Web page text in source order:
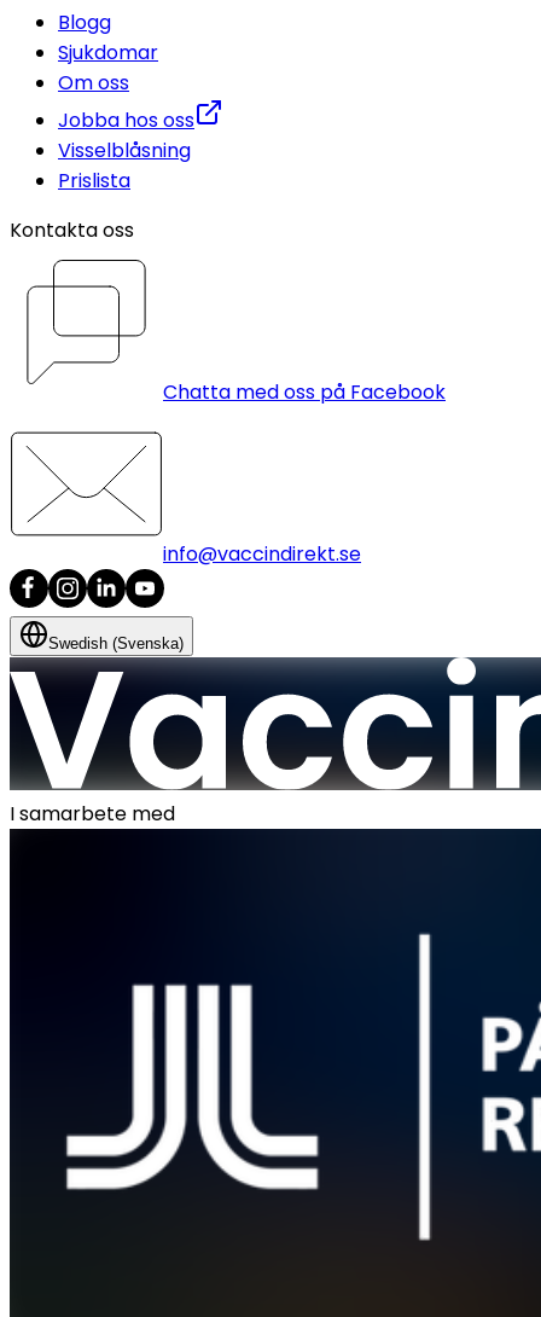
Blogg
Sjukdomar
Om oss
Jobba hos oss
Visselblåsning
Prislista
Kontakta oss
Chatta med oss på Facebook
info@vaccindirekt.se
Swedish (Svenska)
I samarbete med